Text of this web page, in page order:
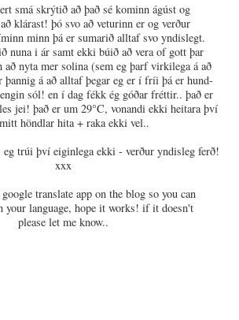
smá skrýtið að það sé kominn ágúst og
klárast! þó svo að veturinn er og verður
minn þá er sumarið alltaf svo yndislegt.
nuna i ár samt ekki búið að vera of gott þar
að nyta mer solina (sem eg þarf virkilega á að
á að alltaf þegar eg er í fríi þá er hund-
sól! en í dag fékk ég góðar fréttir.. það er
jei! það er um 29°C, vonandi ekki heitara því
höndlar hita + raka ekki vel..
eg trúi því eiginlega ekki - verður yndisleg ferð!
xxx
translate app on the blog so you can
your language, hope it works! if it doesn't
please let me know..